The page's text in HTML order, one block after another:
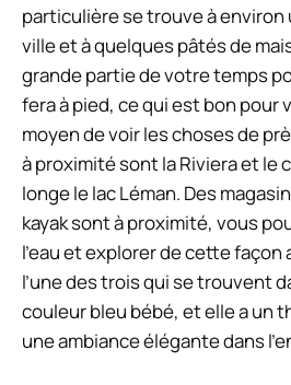
particulière se trouve à
ville et à quelques pâtés de
grande partie de votre temps
fera à pied, ce qui est bon pour
moyen de voir les choses de
à proximité sont la Riviera et le
longe le lac Léman. Des
kayak sont à proximité, vous
l’eau et explorer de cette façon
l’une des trois qui se trouvent
couleur bleu bébé, et elle a un
une ambiance élégante dans